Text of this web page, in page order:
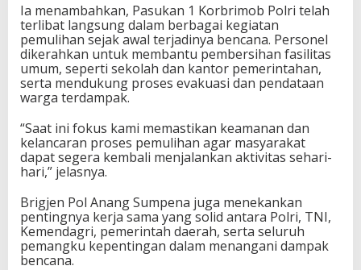
Ia menambahkan, Pasukan 1 Korbrimob Polri telah
terlibat langsung dalam berbagai kegiatan
pemulihan sejak awal terjadinya bencana. Personel
dikerahkan untuk membantu pembersihan fasilitas
umum, seperti sekolah dan kantor pemerintahan,
serta mendukung proses evakuasi dan pendataan
warga terdampak.
“Saat ini fokus kami memastikan keamanan dan
kelancaran proses pemulihan agar masyarakat
dapat segera kembali menjalankan aktivitas sehari-
hari,” jelasnya.
Brigjen Pol Anang Sumpena juga menekankan
pentingnya kerja sama yang solid antara Polri, TNI,
Kemendagri, pemerintah daerah, serta seluruh
pemangku kepentingan dalam menangani dampak
bencana.